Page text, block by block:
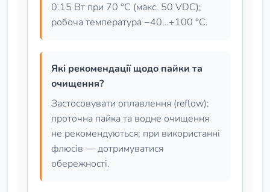
0.15 Вт при 70 °C (макс. 50 VDC);
робоча температура −40…+100 °C.
Які рекомендації щодо пайки та
очищення?
Застосовувати оплавлення (reflow);
проточна пайка та водне очищення
не рекомендуються; при використанні
флюсів — дотримуватися
обережності.